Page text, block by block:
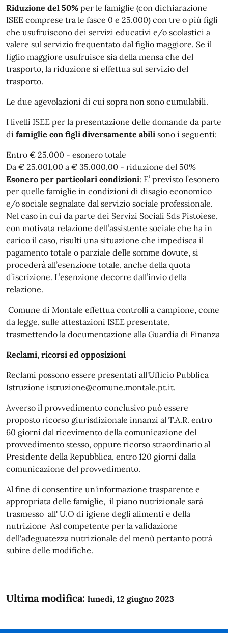
Riduzione del 50% per le famiglie (con dichiarazione
ISEE comprese tra le fasce 0 e 25.000) con tre o più figli
che usufruiscono dei servizi educativi e/o scolastici a
valere sul servizio frequentato dal figlio maggiore. Se il
figlio maggiore usufruisce sia della mensa che del
trasporto, la riduzione si effettua sul servizio del
trasporto.
Le due agevolazioni di cui sopra non sono cumulabili.
I livelli ISEE per la presentazione delle domande da parte
di famiglie con figli diversamente abili sono i seguenti:
Entro € 25.000 - esonero totale
Da € 25.001,00 a € 35.000,00 - riduzione del 50%
Esonero per particolari condizioni: E’ previsto l’esonero
per quelle famiglie in condizioni di disagio economico
e/o sociale segnalate dal servizio sociale professionale.
Nel caso in cui da parte dei Servizi Sociali Sds Pistoiese,
con motivata relazione dell’assistente sociale che ha in
carico il caso, risulti una situazione che impedisca il
pagamento totale o parziale delle somme dovute, si
procederà all’esenzione totale, anche della quota
d’iscrizione. L’esenzione decorre dall’invio della
relazione.
Comune di Montale effettua controlli a campione, come
da legge, sulle attestazioni ISEE presentate,
trasmettendo la documentazione alla Guardia di Finanza
Reclami, ricorsi ed opposizioni
Reclami possono essere presentati all'Ufficio Pubblica
Istruzione istruzione@comune.montale.pt.it.
Avverso il provvedimento conclusivo può essere
proposto ricorso giurisdizionale innanzi al T.A.R. entro
60 giorni dal ricevimento della comunicazione del
provvedimento stesso, oppure ricorso straordinario al
Presidente della Repubblica, entro 120 giorni dalla
comunicazione del provvedimento.
Al fine di consentire un'informazione trasparente e
appropriata delle famiglie, il piano nutrizionale sarà
trasmesso all' U.O di igiene degli alimenti e della
nutrizione Asl competente per la validazione
dell'adeguatezza nutrizionale del menù pertanto potrà
subire delle modifiche.
Ultima modifica: lunedì, 12 giugno 2023